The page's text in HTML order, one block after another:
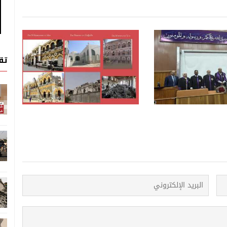
أخبار المجتمع أخبار المجتمع
05 اغسطس, 2026
جديدة بالسرطان في
العام الجاري
خريف حجر... مهرجان يطلق نداء
لإنقاذ واحة اليمن